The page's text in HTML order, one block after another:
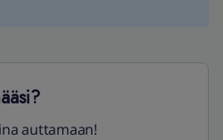
auttamaan!